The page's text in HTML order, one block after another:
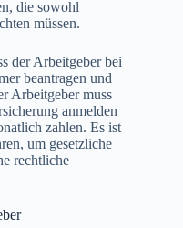
die sowohl
müssen.
der Arbeitgeber bei
beantragen und
Arbeitgeber muss
anmelden
zahlen. Es ist
um gesetzliche
rechtliche